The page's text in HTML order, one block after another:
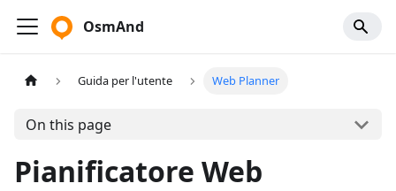
OsmAnd
Guida per l'utente Web Planner
On this page
Pianificatore Web